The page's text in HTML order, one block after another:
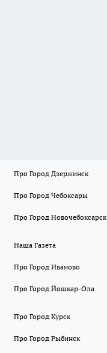
Про Город Дзержинск
Про Город Чебоксары
Про Город Новочебоксарск
Наша Газета
Про Город Иваново
Про Город Йошкар-Ола
Про Город Курск
Про Город Рыбинск